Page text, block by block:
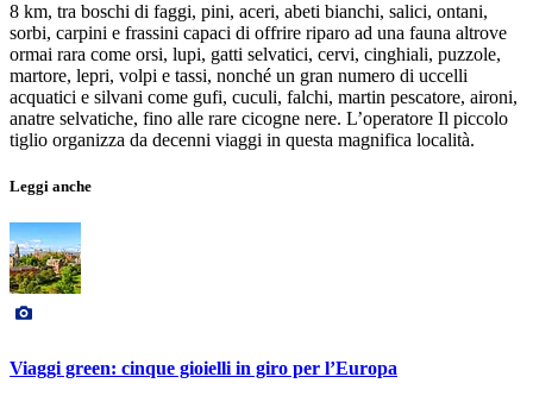
8 km, tra boschi di faggi, pini, aceri, abeti bianchi, salici, ontani,
sorbi, carpini e frassini capaci di offrire riparo ad una fauna altrove
ormai rara come orsi, lupi, gatti selvatici, cervi, cinghiali, puzzole,
martore, lepri, volpi e tassi, nonché un gran numero di uccelli
acquatici e silvani come gufi, cuculi, falchi, martin pescatore, aironi,
anatre selvatiche, fino alle rare cicogne nere. L’operatore Il piccolo
tiglio organizza da decenni viaggi in questa magnifica località.
Leggi anche
Viaggi green: cinque gioielli in giro per l’Europa